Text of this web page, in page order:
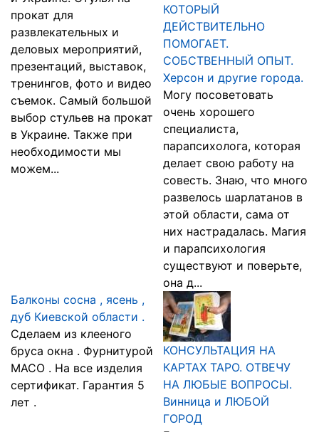
прокат для
развлекательных и
деловых мероприятий,
презентаций, выставок,
тренингов, фото и видео
съемок. Самый большой
выбор стульев на прокат
в Украине. Также при
необходимости мы
можем...
КОТОРЫЙ
ДЕЙСТВИТЕЛЬНО
ПОМОГАЕТ.
СОБСТВЕННЫЙ ОПЫТ.
Херсон и другие города.
Могу посоветовать
очень хорошего
специалиста,
парапсихолога, которая
делает свою работу на
совесть. Знаю, что много
развелось шарлатанов в
этой области, сама от
них настрадалась. Магия
и парапсихология
существуют и поверьте,
она д...
Балконы сосна , ясень ,
дуб Киевской области .
Сделаем из клееного
бруса окна . Фурнитурой
MACO . На все изделия
сертификат. Гарантия 5
лет .
КОНСУЛЬТАЦИЯ НА
КАРТАХ ТАРО. ОТВЕЧУ
НА ЛЮБЫЕ ВОПРОСЫ.
Винница и ЛЮБОЙ
ГОРОД